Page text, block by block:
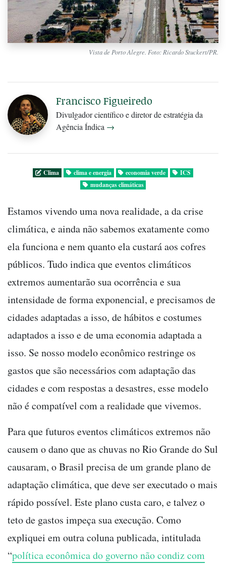
Vista de Porto Alegre. Foto: Ricardo Stuckert/PR.
Francisco Figueiredo
Divulgador científico e diretor de estratégia da
Agência Índica →
Clima clima e energia economia verde
ICS
mudanças climáticas
Estamos vivendo uma nova realidade, a da crise
climática, e ainda não sabemos exatamente como
ela funciona e nem quanto ela custará aos cofres
públicos. Tudo indica que eventos climáticos
extremos aumentarão sua ocorrência e sua
intensidade de forma exponencial, e precisamos de
cidades adaptadas a isso, de hábitos e costumes
adaptados a isso e de uma economia adaptada a
isso. Se nosso modelo econômico restringe os
gastos que são necessários com adaptação das
cidades e com respostas a desastres, esse modelo
não é compatível com a realidade que vivemos.
Para que futuros eventos climáticos extremos não
causem o dano que as chuvas no Rio Grande do Sul
causaram, o Brasil precisa de um grande plano de
adaptação climática, que deve ser executado o mais
rápido possível. Este plano custa caro, e talvez o
teto de gastos impeça sua execução. Como
expliquei em outra coluna publicada, intitulada
“política econômica do governo não condiz com